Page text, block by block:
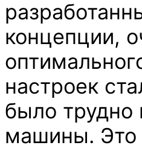
концепции,
настроек
было
машины. Это